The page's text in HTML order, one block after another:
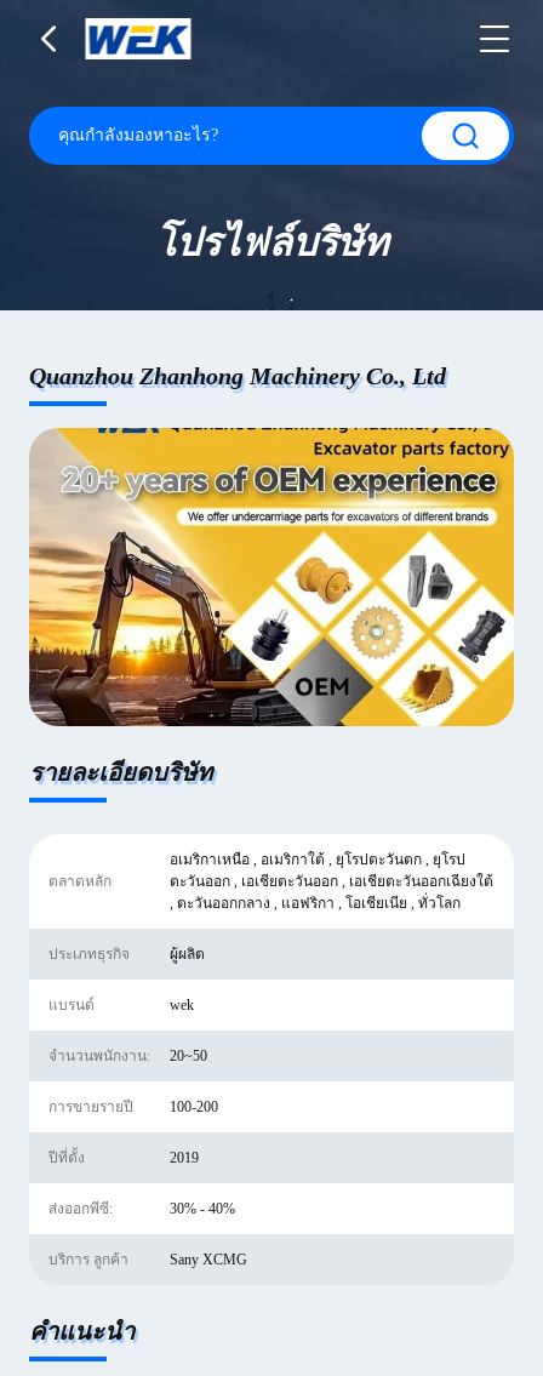
โปรไฟล์บริษัท
Quanzhou Zhanhong Machinery Co., Ltd
รายละเอียดบริษัท
ตลาดหลัก
อเมริกาเหนือ , อเมริกาใต้ , ยุโรปตะวันตก , ยุโรป
ตะวันออก , เอเชียตะวันออก , เอเชียตะวันออกเฉียงใต้
, ตะวันออกกลาง , แอฟริกา , โอเชียเนีย , ทั่วโลก
ประเภทธุรกิจ ผู้ผลิต
แบรนด์ wek
จํานวนพนักงาน: 20~50
การขายรายปี 100-200
ปีที่ตั้ง 2019
ส่งออกพีซี: 30% - 40%
บริการ ลูกค้า Sany XCMG
คําแนะนํา